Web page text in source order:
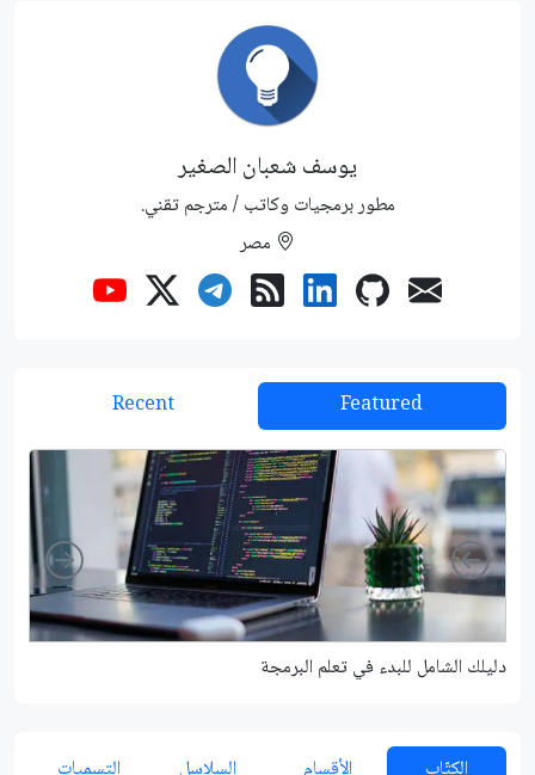
يوسف شعبان الصغير
مطور برمجيات وكاتب / مترجم تقني.
مصر
Featured
Recent
دليلك الشامل للبدء في تعلم البرمجة
Left